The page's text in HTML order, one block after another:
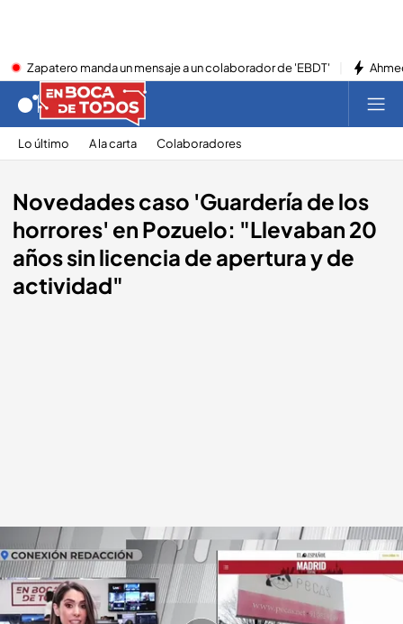
Zapatero manda un mensaje a un colaborador de 'EBDT'
Lo último A la carta Colaboradores
Novedades caso 'Guardería de los
horrores' en Pozuelo: "Llevaban 20
años sin licencia de apertura y de
actividad"
Última hora desde la redacción de 'En boca de todos'.cuatro.com
En boca de todos
13 FEB 2024 - 14:47h.